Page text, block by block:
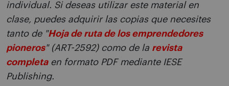
individual. Si deseas utilizar este material en
clase, puedes adquirir las copias que necesites
tanto de "Hoja de ruta de los emprendedores
pioneros" (ART-2592) como de la revista
completaen formato PDF mediante IESE
Publishing.